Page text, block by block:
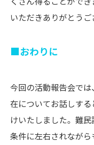
いただきありがとうご
■おわりに
今回の活動報告会で
在についてお話しす
けいたしました。難
条件に左右されなが